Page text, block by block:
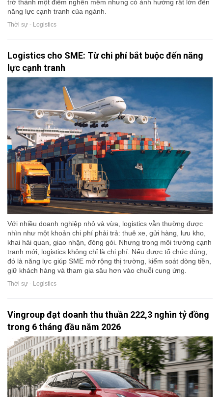
trở thành một điểm nghẽn mềm nhưng có ảnh hưởng rất lớn đến
năng lực cạnh tranh của ngành.
Thời sự - Logistics
Logistics cho SME: Từ chi phí bắt buộc đến năng
lực cạnh tranh
Với nhiều doanh nghiệp nhỏ và vừa, logistics vẫn thường được
nhìn như một khoản chi phí phải trả: thuê xe, gửi hàng, lưu kho,
khai hải quan, giao nhận, đóng gói. Nhưng trong môi trường cạnh
tranh mới, logistics không chỉ là chi phí. Nếu được tổ chức đúng,
đó là năng lực giúp SME mở rộng thị trường, kiểm soát dòng tiền,
giữ khách hàng và tham gia sâu hơn vào chuỗi cung ứng.
Thời sự - Logistics
Vingroup đạt doanh thu thuần 222,3 nghìn tỷ đồng
trong 6 tháng đầu năm 2026